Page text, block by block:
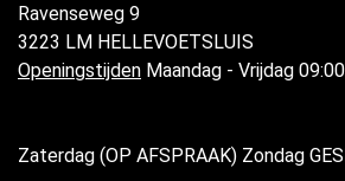
Ravenseweg 9
3223 LM HELLEVOETSLUIS
Openingstijden Maandag - Vrijdag
Zaterdag (OP AFSPRAAK) Zondag